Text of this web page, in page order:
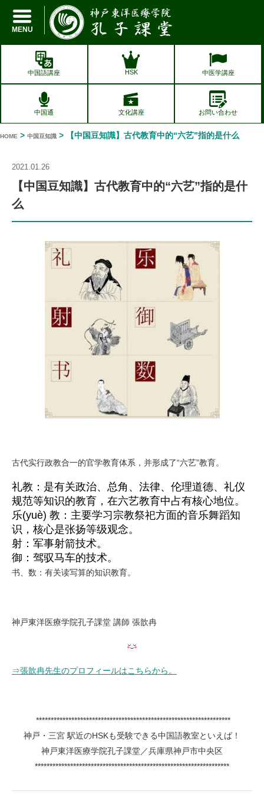
MENU
中国語講座 HSK 中医学講座
中国通 文化講座 お問い合わせ
HOME > 中国豆知識 > 【中国豆知識】古代教育中的“六艺”指的是什么
2021.01.26
【中国豆知識】古代教育中的“六艺”指的是什
么
古代实行政教合一的官学教育体系，并形成了“六艺”教育。
礼教：是有关政治、总角、法律、伦理道德、礼仪
规范等知识的教育，在六艺教育中占有核心地位。
乐(yuè) 教：主要学习宗教祭祀方面的音乐舞蹈知
识，核心是张扬等级观念。
射：军事射箭技术。
御：驾驭马车的技术。
书、数：有关读写算的知识教育。
神戸東洋医療学院孔子課堂 講師 張歆冉
⇒張歆冉先生のプロフィールはこちらから。
******************************************************************
神戸・三宮 駅近のHSKも受験できる中国語教室といえば！
神戸東洋医療学院孔子課堂／兵庫県神戸市中央区
******************************************************************